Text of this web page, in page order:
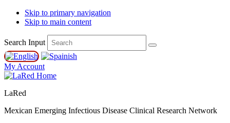
Skip to primary navigation
Skip to main content
Search Input
My Account
LaRed
Mexican Emerging Infectious Disease Clinical Research Network